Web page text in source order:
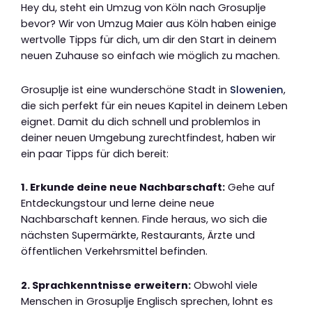
Hey du, steht ein Umzug von Köln nach Grosuplje
bevor? Wir von Umzug Maier aus Köln haben einige
wertvolle Tipps für dich, um dir den Start in deinem
neuen Zuhause so einfach wie möglich zu machen.
Grosuplje ist eine wunderschöne Stadt in Slowenien,
die sich perfekt für ein neues Kapitel in deinem Leben
eignet. Damit du dich schnell und problemlos in
deiner neuen Umgebung zurechtfindest, haben wir
ein paar Tipps für dich bereit:
1. Erkunde deine neue Nachbarschaft: Gehe auf
Entdeckungstour und lerne deine neue
Nachbarschaft kennen. Finde heraus, wo sich die
nächsten Supermärkte, Restaurants, Ärzte und
öffentlichen Verkehrsmittel befinden.
2. Sprachkenntnisse erweitern: Obwohl viele
Menschen in Grosuplje Englisch sprechen, lohnt es